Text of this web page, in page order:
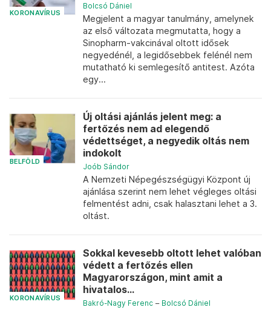
KORONAVÍRUS
Bolcsó Dániel
Megjelent a magyar tanulmány, amelynek
az első változata megmutatta, hogy a
Sinopharm-vakcinával oltott idősek
negyedénél, a legidősebbek felénél nem
mutatható ki semlegesítő antitest. Azóta
egy...
BELFÖLD
Új oltási ajánlás jelent meg: a
fertőzés nem ad elegendő
védettséget, a negyedik oltás nem
indokolt
Joób Sándor
A Nemzeti Népegészségügyi Központ új
ajánlása szerint nem lehet végleges oltási
felmentést adni, csak halasztani lehet a 3.
oltást.
KORONAVÍRUS
Sokkal kevesebb oltott lehet valóban
védett a fertőzés ellen
Magyarországon, mint amit a
hivatalos...
Bakró-Nagy Ferenc – Bolcsó Dániel